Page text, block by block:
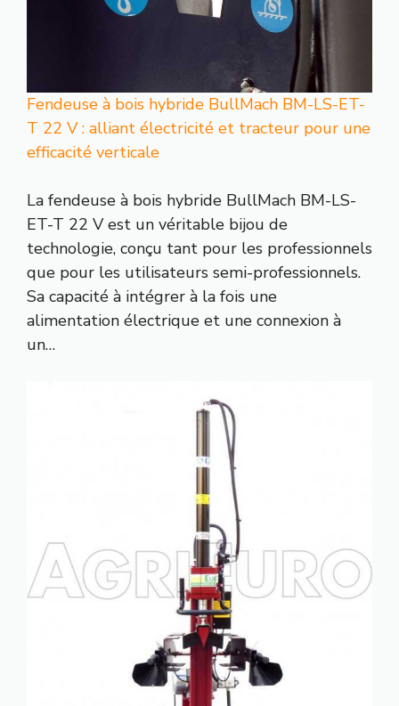
Fendeuse à bois hybride BullMach BM-LS-ET-
T 22 V : alliant électricité et tracteur pour une
efficacité verticale
La fendeuse à bois hybride BullMach BM-LS-
ET-T 22 V est un véritable bijou de
technologie, conçu tant pour les professionnels
que pour les utilisateurs semi-professionnels.
Sa capacité à intégrer à la fois une
alimentation électrique et une connexion à
un…